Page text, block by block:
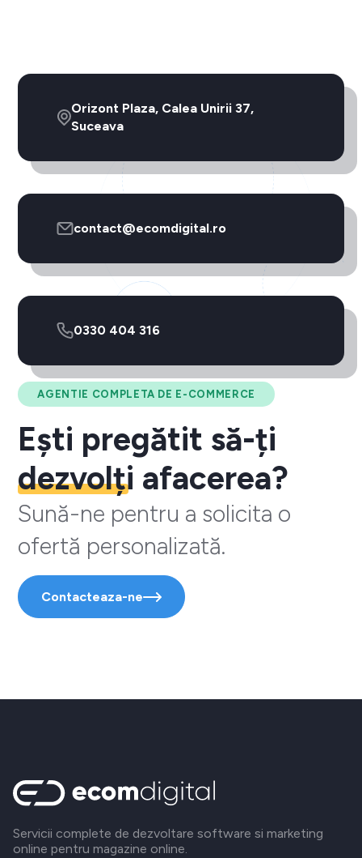
AGENTIE COMPLETA DE E-COMMERCE
Ești pregătit să-ți
dezvolți afacerea?
Sună-ne pentru a solicita o
ofertă personalizată.
Contacteaza-ne
Orizont Plaza, Calea Unirii 37,
Suceava
contact@ecomdigital.ro
0330 404 316
Servicii complete de dezvoltare software si marketing
online pentru magazine online.